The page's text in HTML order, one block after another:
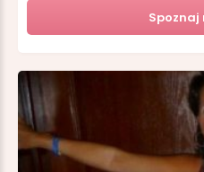
Spoznaj